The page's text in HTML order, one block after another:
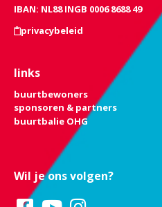
IBAN: NL88 INGB 0006 8688 49
privacybeleid
links
buurtbewoners
sponsoren & partners
buurtbalie OHG
Wil je ons volgen?